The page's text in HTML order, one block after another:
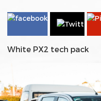
White PX2 tech pack